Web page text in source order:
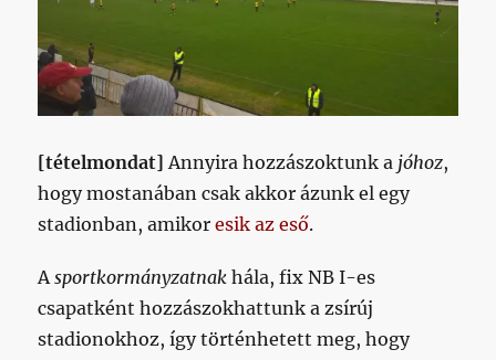
[tételmondat] Annyira hozzászoktunk a jóhoz,
hogy mostanában csak akkor ázunk el egy
stadionban, amikoresik az eső.
Asportkormányzatnak hála, fix NB I-es
csapatként hozzászokhattunk a zsírúj
stadionokhoz, így történhetett meg, hogy